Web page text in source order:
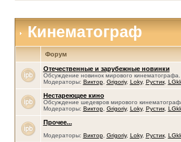
Кинематограф
Форум
Отечественные и зарубежные новинки
Обсуждение новинок мирового кинематографа.
Модераторы: Виктор, Grigoriy, Loky, Рустик,
Нестареющее кино
Обсуждение шедевров мирового
Модераторы: Виктор, Grigoriy, Loky, Рустик,
Прочее...
Модераторы: Виктор, Grigoriy, Loky, Рустик,